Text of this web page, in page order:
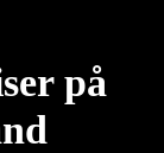
på